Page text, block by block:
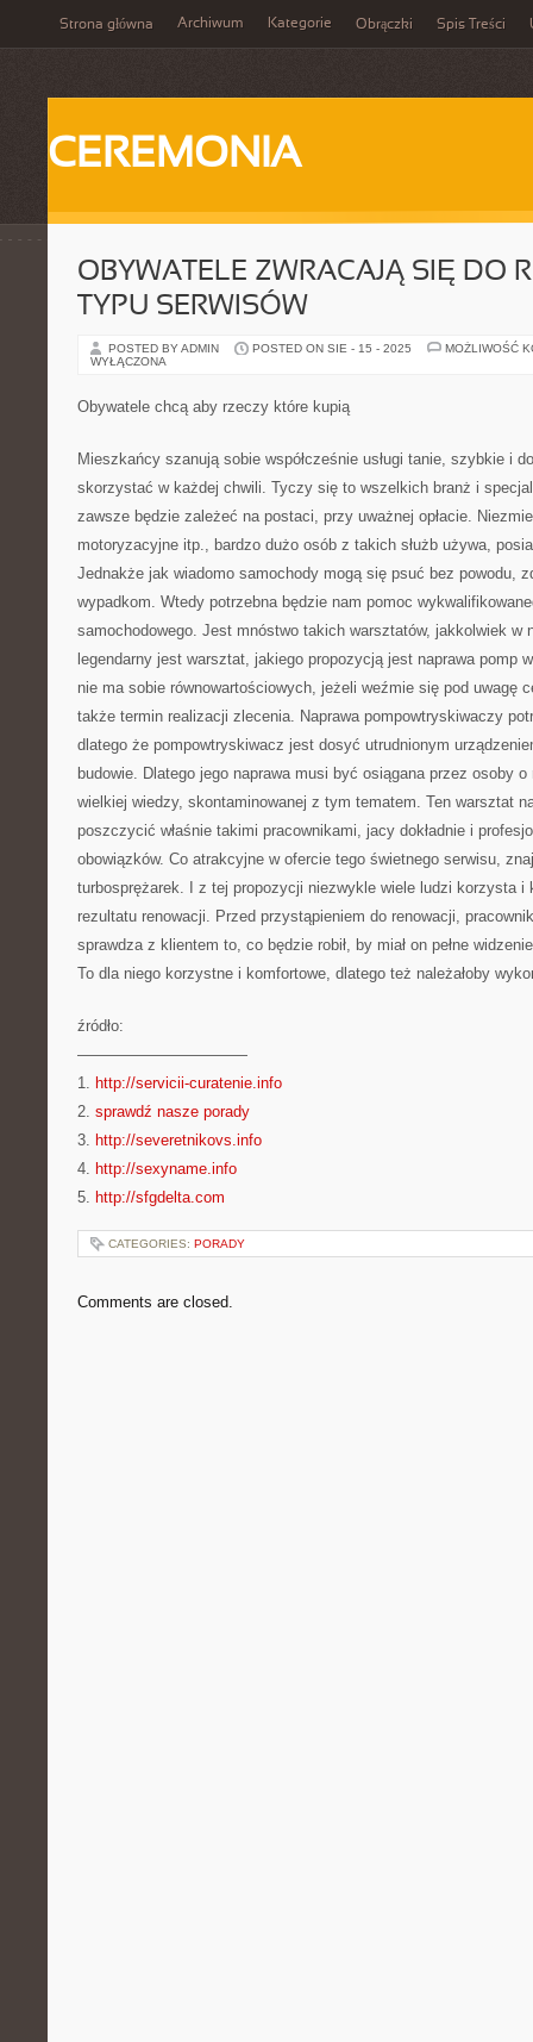
Strona główna Archiwum Kategorie Obrączki Spis Treści
CEREMONIA
OBYWATELE ZWRACAJĄ SIĘ DO
TYPU SERWISÓW
POSTED BY ADMIN POSTED ON SIE - 15 - 2025
MOŻLIWOŚĆ
WYŁĄCZONA
Obywatele chcą aby rzeczy które kupią
Mieszkańcy szanują sobie współcześnie usługi tanie, szybkie i
skorzystać w każdej chwili. Tyczy się to wszelkich branż i
zawsze będzie zależeć na postaci, przy uważnej opłacie.
motoryzacyjne itp., bardzo dużo osób z takich służb używa,
Jednakże jak wiadomo samochody mogą się psuć bez powodu,
wypadkom. Wtedy potrzebna będzie nam pomoc
samochodowego. Jest mnóstwo takich warsztatów, jakkolwiek w
legendarny jest warsztat, jakiego propozycją jest naprawa pomp
nie ma sobie równowartościowych, jeżeli weźmie się pod uwagę
także termin realizacji zlecenia. Naprawa pompowtryskiwaczy
dlatego że pompowtryskiwacz jest dosyć utrudnionym
budowie. Dlatego jego naprawa musi być osiągana przez osoby o
wielkiej wiedzy, skontaminowanej z tym tematem. Ten warsztat
poszczycić właśnie takimi pracownikami, jacy dokładnie i
obowiązków. Co atrakcyjne w ofercie tego świetnego serwisu,
turbosprężarek. I z tej propozycji niezwykle wiele ludzi korzysta i
rezultatu renowacji. Przed przystąpieniem do renowacji,
sprawdza z klientem to, co będzie robił, by miał on pełne
To dla niego korzystne i komfortowe, dlatego też należałoby
źródło:
———————————
1. http://servicii-curatenie.info
2. sprawdź nasze porady
3. http://severetnikovs.info
4. http://sexyname.info
5. http://sfgdelta.com
CATEGORIES: PORADY
Comments are closed.